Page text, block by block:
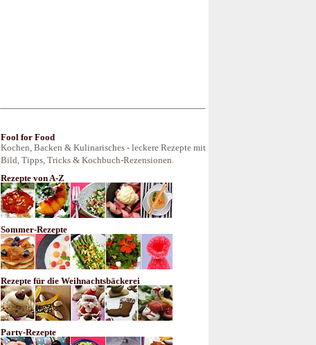
Fool for Food
Kochen, Backen & Kulinarisches - leckere Rezepte mit
Bild, Tipps, Tricks & Kochbuch-Rezensionen.
Rezepte von A-Z
Sommer-Rezepte
Rezepte für die Weihnachtsbäckerei
Party-Rezepte